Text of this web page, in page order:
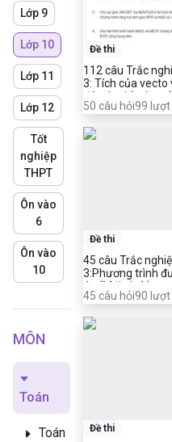
Lớp 9
Lớp 10
Lớp 11
Lớp 12
Tốt
nghiệp
THPT
Ôn vào
6
Ôn vào
10
MÔN
Toán
Toán
Đề thi
112 câu Trắc
3: Tích của vecto
đáp án tiếp theo
50 câu hỏi99
Đề thi
45 câu Trắc nghiệm Toán 10 Bài
3:Phương trình
án (Mới nhất)
45 câu hỏi90
Đề thi